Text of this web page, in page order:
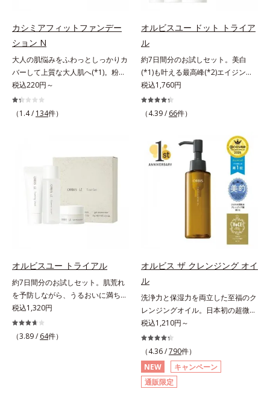
これにより、洗い流した瞬間に汚れ
が肌に再付着することを防止し、細
かい毛穴汚れをごっそりするん！角
栓溶解オイル(*4)が詰まりや黒ずみ
も溶かして、毛穴の目立ちにくいす
べすべ肌に洗い上げます。大人肌の
ためのくすみ(*5)を晴らすアプロー
しくなる晴れやかな肌に導きます。
*1 ポーラ化成独自の（Ｃ１２－２
０）アルキルグルコシド（保湿）で
形成するミセルから、汚れをはね返
す水の膜をつくる技術が日本初
（2024年12月時点、J－GLOBALに
*3 ポーラ化成独自の（Ｃ１２－２
形成するミセル*4 炭酸ジカプリリ
ル*5 乾燥や汚れによる*6 キメの乱
れによる＜使用量目安＞適量＜使用
ステップ＞オルビス ザ クレンジン
グ オイル ⇒ 洗顔料 ⇒ 化粧
パウダー、どんなファンデーション
の上に重ねてもOK。携帯に便利な
コンパクトタイプです。
カシミアフィットファンデー
ション N
大人の肌悩みをふわっとしっかりカ
バーして上質な大人肌へ(*1)。粉感
レスファンデーション。大人の肌悩
みをふわっとしっかりカバーして、
上質な肌(*1)を演出するパウダーフ
ー力と艶を実現するパウダー・ムラ
ー・自然な血色感をプラスする(*1)
パウダー）を配合。さらに体温でと
ろける保湿成分で粉体をコーティン
グ、スフレ状にする製法と美容液成
す。粉浮きや厚塗り感の少ない、リ
ァンデーションです。*1 メイク効
果による *2 保湿成分
税込220円～
（1.4 / 134件）
オルビスユー ドット トライア
ル
約7日間分のお試しセット。美白
(*1)も叶える最高峰(*2)エイジング
ケア(*3)。ハリも透明感(*4)も結果
主義。年齢サイン(*5)の因子に着目
した肌科学エイジングケア(*3)シリ
ズは、年齢による肌悩み一つ一つを
対処するのではなく、肌で起きてい
ることの根本原因に着目。加齢とと
もに現れる年齢サイン(*5)について
研究を進めたところ、弾力感のない
状態である「ハリのなさ」や、くす
み(*6)などが現れている状態である
「透明感のなさ」が現れることで大
人の肌印象に大きな影響を与えてい
ビスユー ドットシリーズは美容成
ター(*8)」を配合。そして、従来か
ら配合している美白有効成分「トラ
ネキサム酸」を配合しました。さら
に、シリーズ共通の美容成分(*7)
「GLルートブースター(*9)」を配合
することで、肌のふっくら感や透明
感を叶えます。美白ケアしながら多
角的なエイジングケアが叶うシリー
ズに。3ステップで上向き(*10)のハ
税込1,760円
（4.39 / 66件）
オルビスユー トライアル
約7日間分のお試しセット。肌荒れ
を予防しながら、うるおいに満ちた
美しい肌へ。7000種を超える成分
から厳選し、「うるおいの質(*1)」
に着目した初期エイジングケア(*2)
税込1,320円
（3.89 / 64件）
オルビス ザ クレンジング オイ
ル
洗浄力と保湿力を両立した至福のク
レンジングオイル。日本初の超微粒
子技術(*1)が毛穴奥の微細な汚れに
アプローチ。圧倒的な洗浄力と毛穴
悩みに着目したクレンジングオイル
です。日本初・超微粒子技術(*1)
で、さっと塗り広げるだけで濃いメ
イクはもちろん毛穴悩みも取り去
税込1,210円～
（4.36 /790件）
NEW
キャンペーン
通販限定